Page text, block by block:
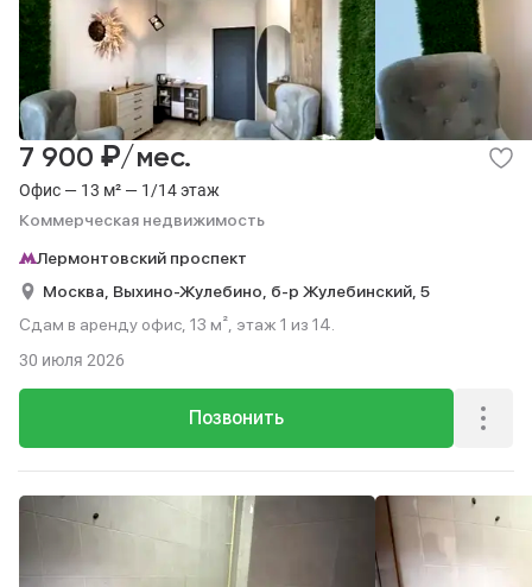
Офис — 13 м² — 1/14 этаж
Коммерческая недвижимость
7 900 ₽/мес.
Лермонтовский проспект
Москва, Выхино-Жулебино, б-р Жулебинский, 5
Сдам в аренду офис, 13 м², этаж 1 из 14.
Позвонить
30 июля 2026